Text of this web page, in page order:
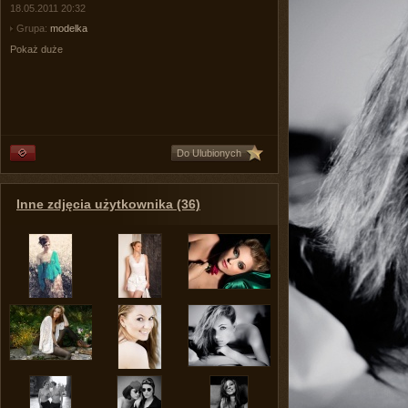
18.05.2011 20:32
Grupa: modelka
Pokaż duże
Do Ulubionych
Inne zdjęcia użytkownika (36)